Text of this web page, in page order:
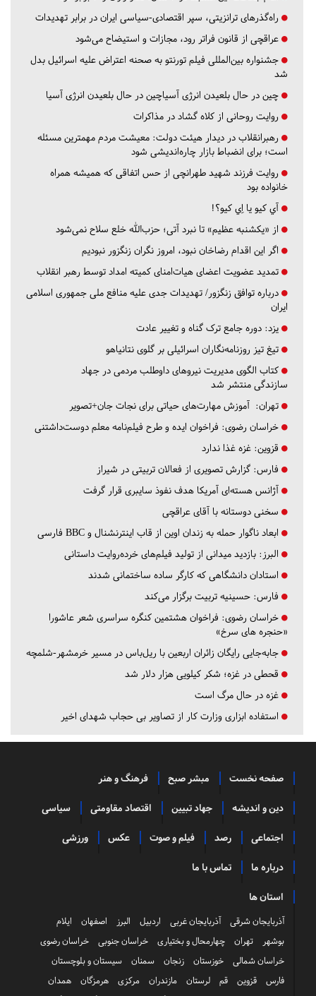
راه‌گذرهای ترانزیتی، سپر اقتصادی-سیاسی ایران در برابر تهدیدات
عراقچی از قانون فراتر رود، مجازات و استیضاح می‌شود
جشنواره بین‌المللی فیلم تورنتو به صحنه اعتراض علیه اسرائیل بدل
شد
چین در حال بلعیدن انرژی آسیاچین در حال بلعیدن انرژی آسیا
روایت روحانی از کلاه گشاد در مذاکرات
رهبرانقلاب در دیدار هیئت دولت: معیشت مردم مهمترین مسئله
است؛ برای انضباط بازار چاره‌اندیشی شود
روایت فرزند شهید طهرانچی از حس اتفاقی که همیشه همراه
خانواده بود
آي كيو يا اِي كيو؟!
از «یکشنبه عظیم» تا نبرد آتی؛ حزب‌الله خلع سلاح نمی‌شود
اگر این اقدام رضاخان نبود، امروز نگران زنگزور نبودیم
تمدید عضویت اعضای هیات‌امنای کمیته امداد توسط رهبر انقلاب
درباره توافق زنگزور/ تهدیدات جدی علیه منافع ملی جمهوری اسلامی
ایران
یزد: دوره جامع ترک گناه و تغییر عادت
تیغ تیز روزنامه‌نگاران اسرائیلی بر گلوی نتانیاهو
کتاب الگوی مدیریت نیروهای داوطلب مردمی در جهاد
سازندگی منتشر شد
تهران: آموزش مهارت‌های حیاتی برای نجات جان+تصویر
خراسان رضوی: فراخوان ایده و طرح فیلم‌نامه معلم دوست‌داشتنی
قزوین: غزه غذا ندارد
فارس: گزارش تصویری از فعالان تربیتی در شیراز
آژانس هسته‌ای آمریکا هدف نفوذ سایبری قرار گرفت
سخنی دوستانه با آقای عراقچی
ابعاد ناگوار حمله به زندان اوین از قاب اینترنشنال و BBC فارسی
البرز: بازدید میدانی از تولید فیلم‌های خرده‌روایت داستانی
استادان دانشگاهی که کارگر ساده ساختمانی شدند
فارس: حسینیه تربیت برگزار می‌کند
خراسان رضوی: فراخوان هشتمین کنگره سراسری شعر عاشورا
«حنجره های سرخ»
جابه‌جایی رایگان زائران اربعین با ریل‌باس در مسیر خرمشهر-شلمچه
قحطی در غزه؛ شکر کیلویی هزار دلار شد
غزه در حال مرگ است
استفاده ابزاری وزارت کار از تصاویر بی حجاب شهدای اخیر
صفحه نخست مبشر صبح فرهنگ و هنر
دین و اندیشه جهاد تبیین اقتصاد مقاومتی سیاسی
اجتماعی رصد فیلم و صوت عکس ورزشی
درباره ما تماس با ما
استان ها
آذربایجان شرقی آذربایجان غربی اردبیل البرز اصفهان
ایلام
بوشهر
تهران چهارمحال و بختیاری خراسان جنوبی
خراسان رضوی
خراسان شمالی
خوزستان زنجان سمنان
سیستان و بلوچستان
فارس
قزوین قم لرستان مازندران مرکزی هرمزگان
همدان